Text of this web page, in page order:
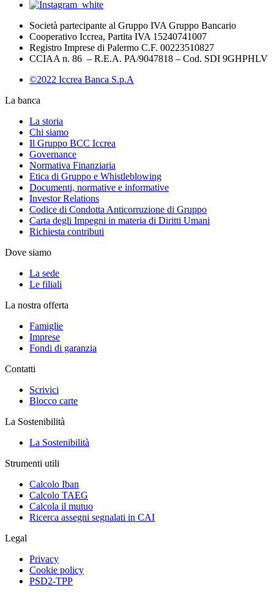
Società partecipante al Gruppo IVA Gruppo Bancario
Cooperativo Iccrea, Partita IVA 15240741007
Registro Imprese di Palermo C.F. 00223510827
CCIAA n. 86 – R.E.A. PA/9047818 – Cod. SDI 9GHPHLV
©2022 Iccrea Banca S.p.A
La banca
La storia
Chi siamo
Il Gruppo BCC Iccrea
Governance
Normativa Finanziaria
Etica di Gruppo e Whistleblowing
Documenti, normative e informative
Investor Relations
Codice di Condotta Anticorruzione di Gruppo
Carta degli Impegni in materia di Diritti Umani
Richiesta contributi
Dove siamo
La sede
Le filiali
La nostra offerta
Famiglie
Imprese
Fondi di garanzia
Contatti
Scrivici
Blocco carte
La Sostenibilità
La Sostenibilità
Strumenti utili
Calcolo Iban
Calcolo TAEG
Calcola il mutuo
Ricerca assegni segnalati in CAI
Legal
Privacy
Cookie policy
PSD2-TPP